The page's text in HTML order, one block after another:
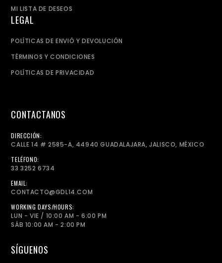
MI LISTA DE DESEOS
LEGAL
POLÍTICAS DE ENVIÓ Y DEVOLUCIÓN
TÉRMINOS Y CONDICIONES
POLÍTICAS DE PRIVACIDAD
CONTACTANOS
DIRECCIÓN:
CALLE 14 # 2585-A, 44940 GUADALAJARA, JALISCO, MÉXICO
TELÉFONO:
33 3252 6734
EMAIL:
CONTACTO@GDL14.COM
WORKING DAYS/HOURS:
LUN - VIE / 10:00 AM - 6:00 PM
SÁB 10:00 AM - 2:00 PM
SÍGUENOS